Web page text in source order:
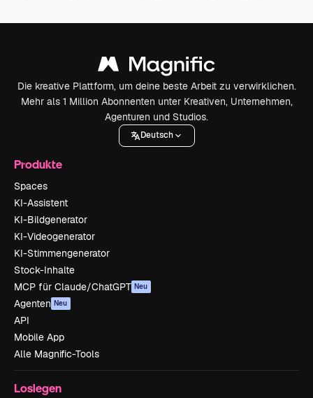
Die kreative Plattform, um deine beste Arbeit zu verwirklichen.
Mehr als 1 Million Abonnenten unter Kreativen, Unternehmen,
Agenturen und Studios.
Deutsch
Produkte
Spaces
KI-Assistent
KI-Bildgenerator
KI-Videogenerator
KI-Stimmengenerator
Stock-Inhalte
MCP für Claude/ChatGPT Neu
Agenten Neu
API
Mobile App
Alle Magnific-Tools
Loslegen